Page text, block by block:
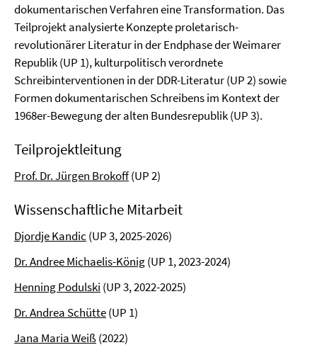
dokumentarischen Verfahren eine Transformation. Das
Teilprojekt analysierte Konzepte proletarisch-
revolutionärer Literatur in der Endphase der Weimarer
Republik (UP 1), kulturpolitisch verordnete
Schreibinterventionen in der DDR-Literatur (UP 2) sowie
Formen dokumentarischen Schreibens im Kontext der
1968er-Bewegung der alten Bundesrepublik (UP 3).
Teilprojektleitung
Prof. Dr. Jürgen Brokoff(UP 2)
Wissenschaftliche Mitarbeit
Djordje Kandic (UP 3, 2025-2026)
Dr. Andree Michaelis-König(UP 1, 2023-2024)
Henning Podulski (UP 3, 2022-2025)
Dr. Andrea Schütte(UP 1)
Jana Maria Weiß(2022)